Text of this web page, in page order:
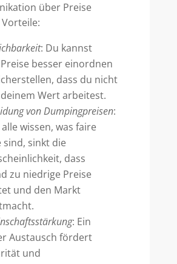
über Preise
: Du kannst
besser einordnen
dass du nicht
Wert arbeitest.
von Dumpingpreisen:
wissen, was faire
sind, sinkt die
dass
zu niedrige Preise
und den Markt
: Ein
Austausch fördert
und